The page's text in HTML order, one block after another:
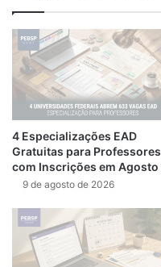
4 Especializações EAD
Gratuitas para Professores
com Inscrições em Agosto
9 de agosto de 2026